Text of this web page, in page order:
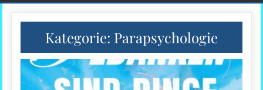
Kategorie: Parapsychologie